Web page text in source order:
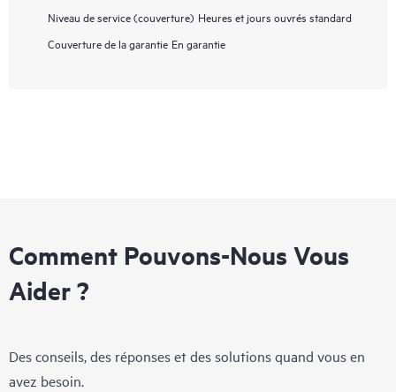
Niveau de service (couverture) Heures et jours ouvrés standard
Couverture de la garantie En garantie
Comment Pouvons-Nous Vous
Aider ?
Des conseils, des réponses et des solutions quand vous en
avez besoin.